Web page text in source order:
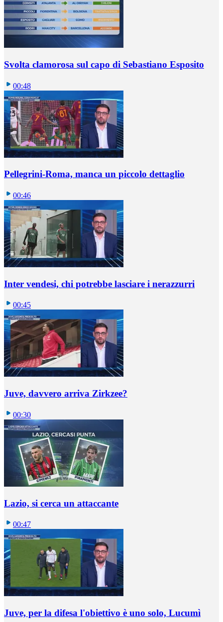
Svolta clamorosa sul capo di Sebastiano Esposito
00:48
Pellegrini-Roma, manca un piccolo dettaglio
00:46
Inter vendesi, chi potrebbe lasciare i nerazzurri
00:45
Juve, davvero arriva Zirkzee?
00:30
Lazio, si cerca un attaccante
00:47
Juve, per la difesa l'obiettivo è uno solo, Lucumì